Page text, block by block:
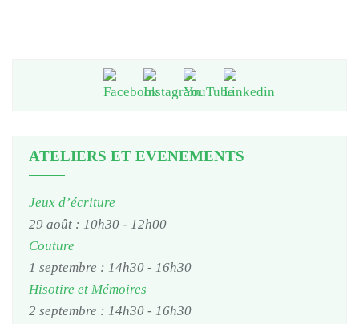
ATELIERS ET EVENEMENTS
Jeux d’écriture
29 août : 10h30 - 12h00
Couture
1 septembre : 14h30 - 16h30
Hisotire et Mémoires
2 septembre : 14h30 - 16h30